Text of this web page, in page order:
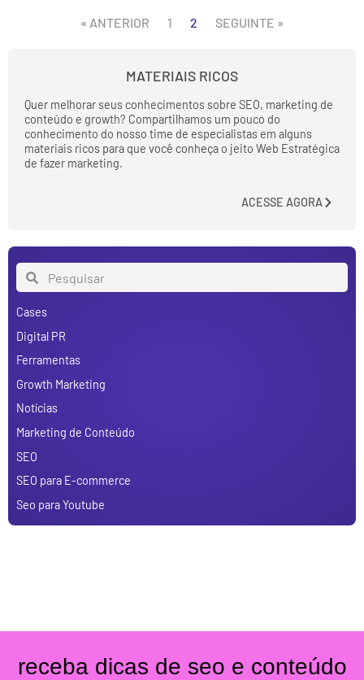
« ANTERIOR 1 2 SEGUINTE »
MATERIAIS RICOS
Quer melhorar seus conhecimentos sobre SEO, marketing de
conteúdo e growth? Compartilhamos um pouco do
conhecimento do nosso time de especialistas em alguns
materiais ricos para que você conheça o jeito Web Estratégica
de fazer marketing.
ACESSE AGORA
Cases
Digital PR
Ferramentas
Growth Marketing
Notícias
Marketing de Conteúdo
SEO
SEO para E-commerce
Seo para Youtube
receba dicas de seo e conteúdo